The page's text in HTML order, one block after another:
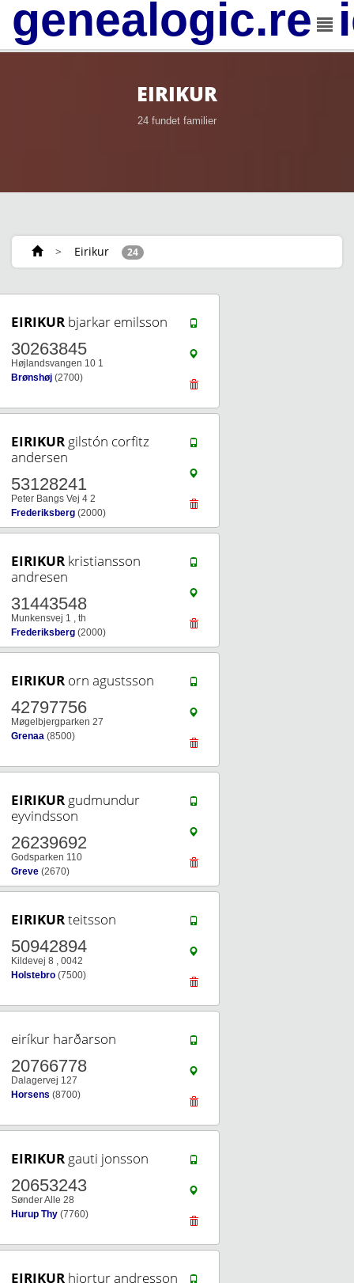
EIRIKUR
24 fundet familier
> Eirikur 24
EIRIKUR bjarkar emilsson
30263845
Højlandsvangen 10 1
Brønshøj (2700)
EIRIKUR gilstón corfitz
andersen
53128241
Peter Bangs Vej 4 2
Frederiksberg (2000)
EIRIKUR kristiansson
andresen
31443548
Munkensvej 1 , th
Frederiksberg (2000)
EIRIKUR orn agustsson
42797756
Møgelbjergparken 27
Grenaa (8500)
EIRIKUR gudmundur
eyvindsson
26239692
Godsparken 110
Greve (2670)
EIRIKURteitsson
50942894
Kildevej 8 , 0042
Holstebro (7500)
eiríkur harðarson
20766778
Dalagervej 127
Horsens (8700)
EIRIKUR gauti jonsson
20653243
Sønder Alle 28
Hurup Thy (7760)
EIRIKUR hjortur andresson